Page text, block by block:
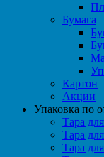
Бумага
Картон
Акции
Упаковка по
Тара
Тара
Тара